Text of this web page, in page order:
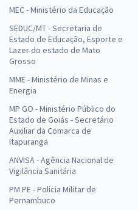
MEC - Ministério da Educação
SEDUC/MT - Secretaria de
Estado de Educação, Esporte e
Lazer do estado de Mato
Grosso
MME - Ministério de Minas e
Energia
MP GO - Ministério Público do
Estado de Goiás - Secretário
Auxiliar da Comarca de
Itapuranga
ANVISA - Agência Nacional de
Vigilância Sanitária
PM PE - Polícia Militar de
Pernambuco